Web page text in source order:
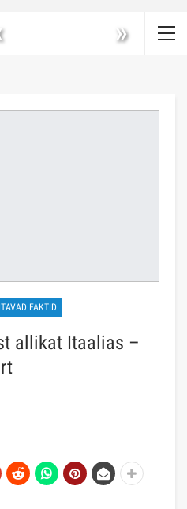
»
FAKTID
allikat Itaalias –